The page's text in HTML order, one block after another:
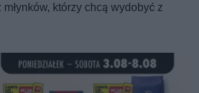
którzy chcą wydobyć z